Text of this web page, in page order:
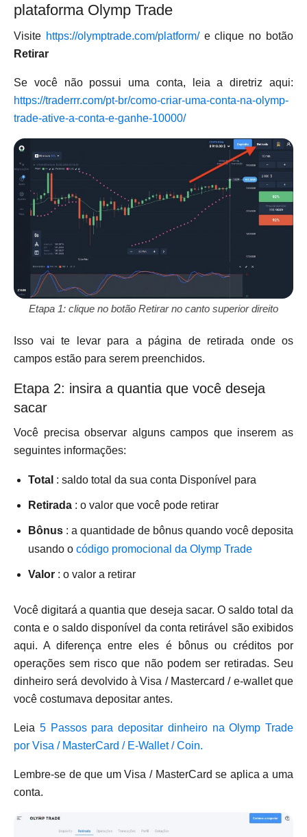
plataforma Olymp Trade
Visite https://olymptrade.com/platform/e clique no botão
Retirar
Se você não possui uma conta, leia a diretriz aqui:
https://traderrr.com/pt-br/como-criar-uma-conta-na-olymp-
trade-ative-a-conta-e-ganhe-10000/
Etapa 1: clique no botão Retirar no canto superior direito
Isso vai te levar para a página de retirada onde os
campos estão para serem preenchidos.
Etapa 2: insira a quantia que você deseja
sacar
Você precisa observar alguns campos que inserem as
seguintes informações:
Total : saldo total da sua conta Disponível para
Retirada : o valor que você pode retirar
Bônus : a quantidade de bônus quando você deposita
usando o código promocional da Olymp Trade
Valor : o valor a retirar
Você digitará a quantia que deseja sacar. O saldo total da
conta e o saldo disponível da conta retirável são exibidos
aqui. A diferença entre eles é bônus ou créditos por
operações sem risco que não podem ser retiradas. Seu
dinheiro será devolvido à Visa / Mastercard / e-wallet que
você costumava depositar antes.
Leia 5 Passos para depositar dinheiro na Olymp Trade
por Visa / MasterCard / E-Wallet / Coin.
Lembre-se de que um Visa / MasterCard se aplica a uma
conta.